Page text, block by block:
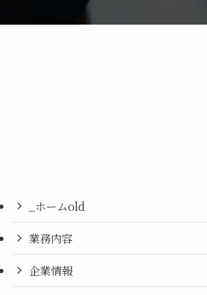
_ホームold
業務内容
企業情報